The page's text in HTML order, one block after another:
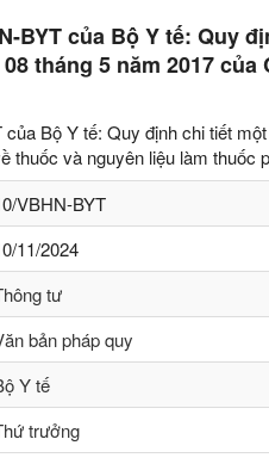
BYT của Bộ Y tế: Quy
tháng 5 năm 2017
Bộ Y tế: Quy định chi tiết
thuốc và nguyên liệu làm thuốc
VBHN-BYT
11/2024
tư
bản pháp quy
Y tế
trưởng